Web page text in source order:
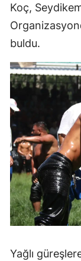
Koç,
buldu.
Yağlı